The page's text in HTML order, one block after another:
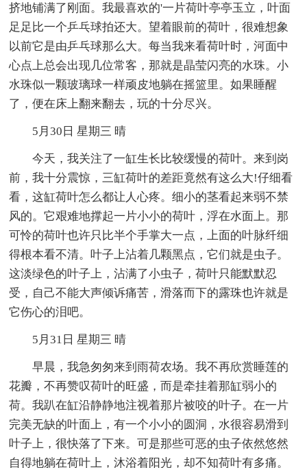
挤地铺满了刚面。我最喜欢的'一片荷叶亭亭玉立，叶面
足足比一个乒乓球拍还大。望着眼前的荷叶，很难想象
以前它是由乒乓球那么大。每当我来看荷叶时，河面中
心点上总会出现几位常客，那就是晶莹闪亮的水珠。小
水珠似一颗玻璃球一样顽皮地躺在摇篮里。如果睡醒
了，便在床上翻来翻去，玩的十分尽兴。
5月30日 星期三 晴
今天，我关注了一缸生长比较缓慢的荷叶。来到岗
前，我十分震惊，三缸荷叶的差距竟然有这么大!仔细看
看，这缸荷叶怎么都让人心疼。细小的茎看起来弱不禁
风的。它艰难地撑起一片小小的荷叶，浮在水面上。那
可怜的荷叶也许只比半个手掌大一点，上面的叶脉纤细
得根本看不清。叶子上沾着几颗黑点，它们就是虫子。
这淡绿色的叶子上，沾满了小虫子，荷叶只能默默忍
受，自己不能大声倾诉痛苦，滑落而下的露珠也许就是
它伤心的泪吧。
5月31日 星期三 晴
早晨，我急匆匆来到雨荷农场。我不再欣赏睡莲的
花瓣，不再赞叹荷叶的旺盛，而是牵挂着那缸弱小的
荷。我趴在缸沿静静地注视着那片被咬的叶子。在一片
完美无缺的叶面上，有一个小小的圆洞，水很容易滑到
叶子上，很快落了下来。可是那些可恶的虫子依然悠然
自得地躺在荷叶上，沐浴着阳光，却不知荷叶有多痛。